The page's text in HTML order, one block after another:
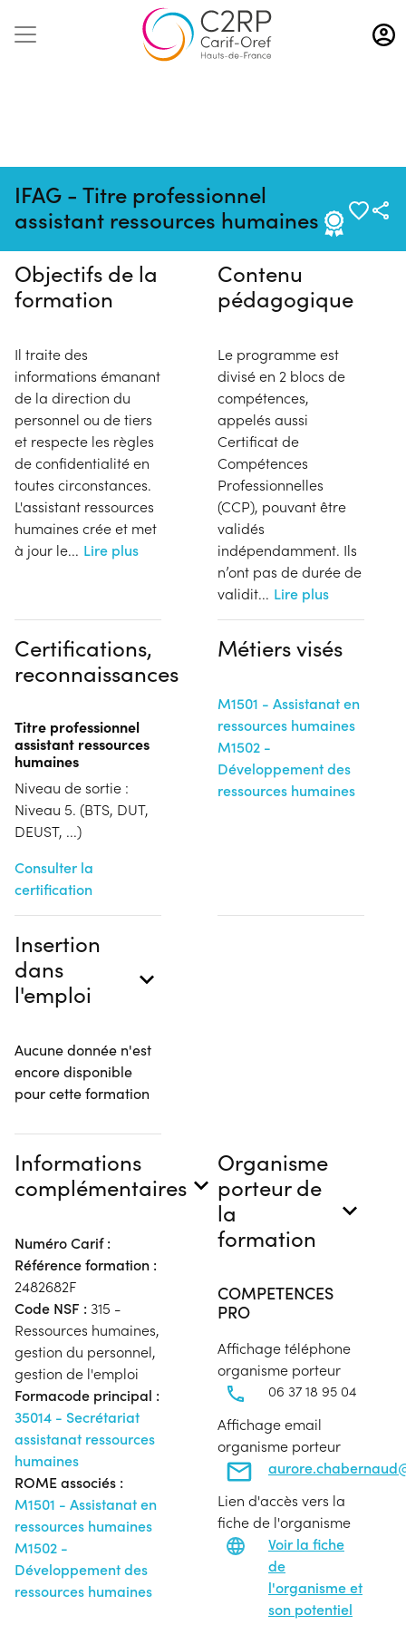
Aller
au
contenu
IFAG - Titre professionnel
assistant ressources humaines
Pas de session programmée en
ce moment
Objectifs de la
formation
Il traite des
informations émanant
de la direction du
personnel ou de tiers
et respecte les règles
de confidentialité en
toutes circonstances.
L'assistant ressources
humaines crée et met
à jour le... Lire plus
Contenu
pédagogique
Le programme est
divisé en 2 blocs de
compétences,
appelés aussi
Certificat de
Compétences
Professionnelles
(CCP), pouvant être
validés
indépendamment. Ils
n’ont pas de durée de
validit... Lire plus
Certifications,
reconnaissances
Titre professionnel
assistant ressources
humaines
Niveau de sortie :
Niveau 5. (BTS, DUT,
DEUST, ...)
Consulter la
certification
Métiers visés
M1501 - Assistanat en
ressources humaines
M1502 -
Développement des
ressources humaines
Insertion
dans
l'emploi
Aucune donnée n'est
encore disponible
pour cette formation
Informations
complémentaires
Numéro Carif :
Référence formation :
2482682F
Code NSF : 315 -
Ressources humaines,
gestion du personnel,
gestion de l'emploi
Formacode principal :
35014 - Secrétariat
assistanat ressources
humaines
ROME associés :
M1501 - Assistanat en
ressources humaines
M1502 -
Développement des
ressources humaines
Organisme
porteur de
la
formation
COMPETENCES
PRO
Affichage téléphone
organisme porteur
06 37 18 95 04
Affichage email
organisme porteur
Lien d'accès vers la
fiche de l'organisme
Voir la fiche
de
l'organisme et
son potentiel